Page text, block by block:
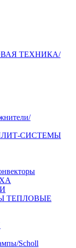
ТЕХНИКА/
СИСТЕМЫ
ТЕПЛОВЫЕ
Scholl